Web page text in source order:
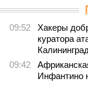
09:52
Хакеры
куратора
09:42
Инфантино